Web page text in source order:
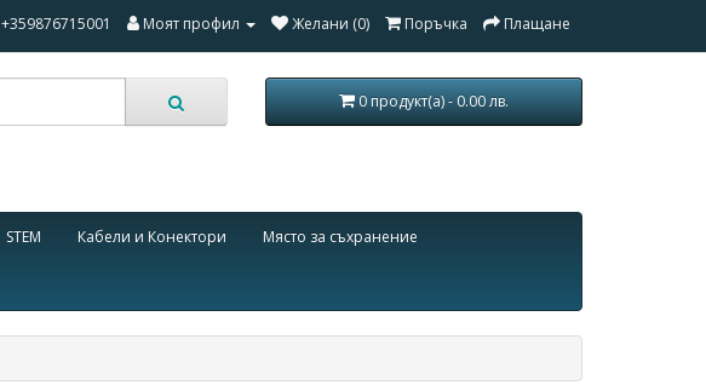
+359876715001 Моят профил Желани (0) Поръчка Плащане
0 продукт(а) - 0.00 лв.
STEM Кабели и Конектори Място за съхранение